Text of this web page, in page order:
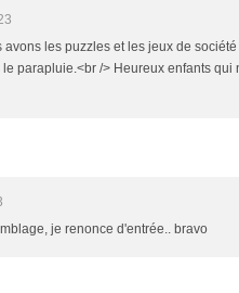
avons les puzzles et les jeux de
parapluie.<br /> Heureux enfants qui
je renonce d'entrée.. bravo